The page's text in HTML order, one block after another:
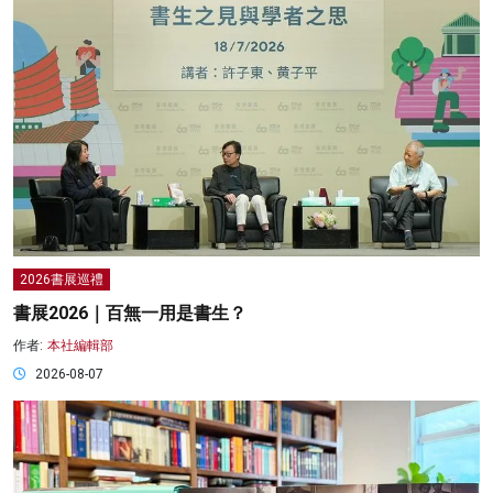
2026書展巡禮
書展2026｜百無一用是書生？
作者: 本社編輯部
2026-08-07